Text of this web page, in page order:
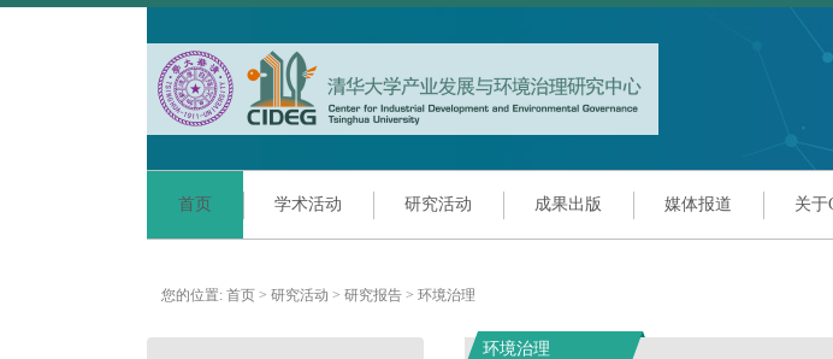
首页 学术活动 研究活动 成果出版 媒体报道 关于
您的位置: 首页 > 研究活动 > 研究报告 > 环境治理
环境治理